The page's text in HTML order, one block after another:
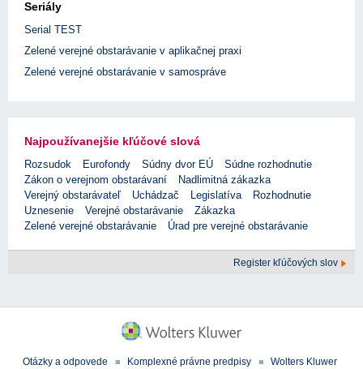
Seriály
Serial TEST
Zelené verejné obstarávanie v aplikačnej praxi
Zelené verejné obstarávanie v samospráve
Najpoužívanejšie kľúčové slová
Rozsudok Eurofondy Súdny dvor EÚ
Súdne rozhodnutie
Zákon o verejnom obstarávaní
Nadlimitná zákazka
Verejný obstarávateľ
Uchádzač Legislatíva
Rozhodnutie
Uznesenie
Verejné obstarávanie
Zákazka
Zelené verejné obstarávanie
Úrad pre verejné obstarávanie
Register kľúčových slov
Otázky a odpovede Komplexné právne predpisy Wolters Kluwer